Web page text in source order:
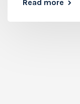
Read more